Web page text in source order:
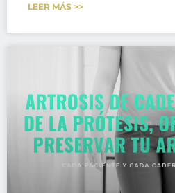
LEER MÁS >>